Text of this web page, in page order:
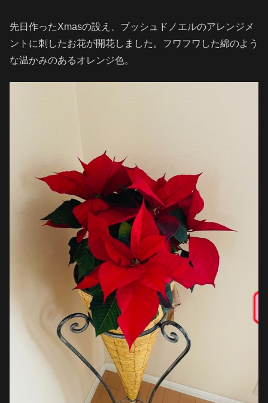
先日作ったXmasの設え、ブッシュドノエルのアレンジメ
ントに刺したお花が開花しました。フワフワした綿のよう
な温かみのあるオレンジ色。